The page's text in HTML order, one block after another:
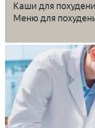
Каши для
Меню для